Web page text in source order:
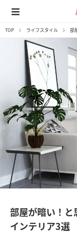
TOP ライフスタイル 部
部屋が暗い！
インテリア3選